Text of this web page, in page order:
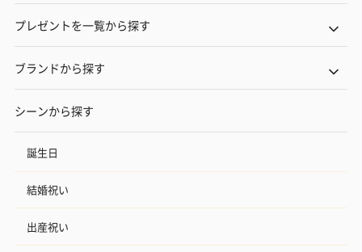
かき氷入浴剤4点セット
バスフラワー
ハンドタオル・ハンカチ
ハンドタオル・ハンカチを同梱してお届けいたします。ギフトへ
の＋αにおすすめです。
プレゼントを一覧から探す
ブランドから探す
シーンから探す
誕生日
結婚祝い
出産祝い